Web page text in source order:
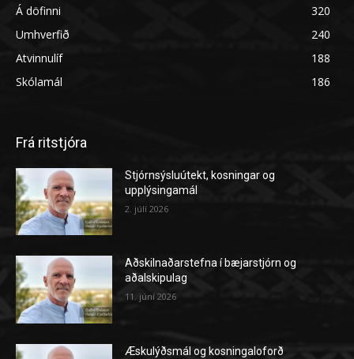
Á döfinni
320
Umhverfið
240
Atvinnulíf
188
Skólamál
186
Frá ritstjóra
Stjórnsýsluútekt, kosningar og
upplýsingamál
2. júlí 2026
Aðskilnaðarstefna í bæjarstjórn og
aðalskipulag
11. júní 2026
Æskulýðsmál og kosningaloforð